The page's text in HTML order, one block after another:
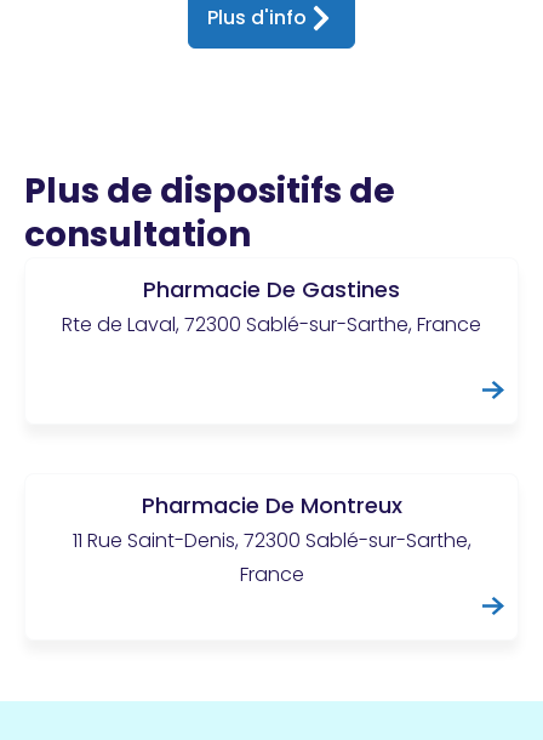
Plus d'info
Plus de dispositifs de
consultation
Pharmacie De Gastines
Rte de Laval, 72300 Sablé-sur-Sarthe, France
Pharmacie De Montreux
11 Rue Saint-Denis, 72300 Sablé-sur-Sarthe,
France